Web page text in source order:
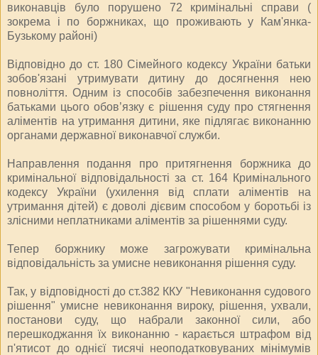
виконавців було порушено 72 кримінальні справи (
зокрема і по боржниках, що проживають у Кам'янка-
Бузькому районі)
Відповідно до ст. 180 Сімейного кодексу України батьки
зобов'язані утримувати дитину до досягнення нею
повноліття. Одним із способів забезпечення виконання
батьками цього обов’язку є рішення суду про стягнення
аліментів на утримання дитини, яке підлягає виконанню
органами державної виконавчої служби.
Направлення подання про притягнення боржника до
кримінальної відповідальності за ст. 164 Кримінального
кодексу України (ухилення від сплати аліментів на
утримання дітей) є доволі дієвим способом у боротьбі із
злісними неплатниками аліментів за рішеннями суду.
Тепер боржнику може загрожувати кримінальна
відповідальність за умисне невиконання рішення суду.
Так, у відповідності до ст.382 ККУ "Невиконання судового
рішення" умисне невиконання вироку, рішення, ухвали,
постанови суду, що набрали законної сили, або
перешкоджання їх виконанню - карається штрафом від
п'ятисот до однієї тисячі неоподатковуваних мінімумів